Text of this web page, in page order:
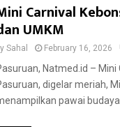
Carnival
UMKM
Sahal February 16, 2026
Natmed.id – Mini
digelar meriah,
pawai budaya